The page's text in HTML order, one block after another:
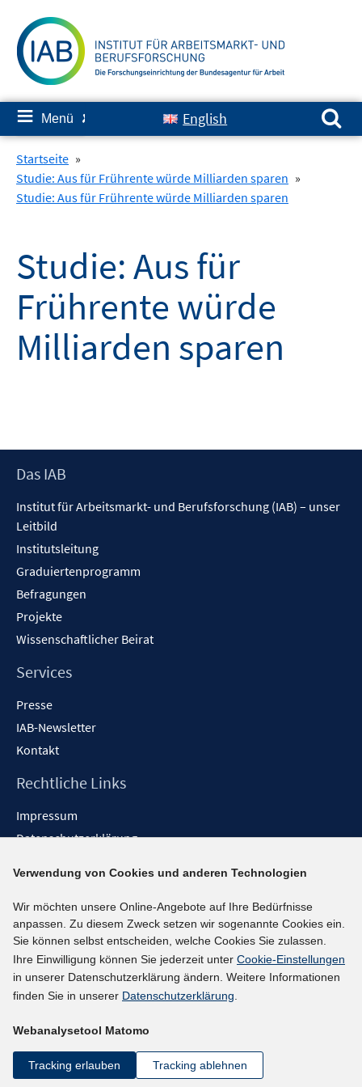
zum
Inhalt
≡ Menü ✘ English
Suchen nach:
Startseite »
Studie: Aus für Frührente würde Milliarden sparen »
Studie: Aus für Frührente würde Milliarden sparen
Studie: Aus für
Frührente würde
Milliarden sparen
Footer
Das IAB
Institut für Arbeitsmarkt- und Berufsforschung (IAB) – unser
Leitbild
Institutsleitung
Graduiertenprogramm
Befragungen
Projekte
Wissenschaftlicher Beirat
Services
Presse
IAB-Newsletter
Kontakt
Rechtliche Links
Impressum
Datenschutzerklärung
Barrieren melden
Social-Media-Kanäle
BlueSky
YouTube
LinkedIn
kununu
Netiquette
Verwendung von Cookies und anderen Technologien
Wir möchten unsere Online-Angebote auf Ihre Bedürfnisse
anpassen. Zu diesem Zweck setzen wir sogenannte Cookies ein.
Sie können selbst entscheiden, welche Cookies Sie zulassen.
Ihre Einwilligung können Sie jederzeit unter Cookie-Einstellungen
in unserer Datenschutzerklärung ändern. Weitere Informationen
finden Sie in unserer Datenschutzerklärung.
Webanalysetool Matomo
Tracking erlauben Tracking ablehnen